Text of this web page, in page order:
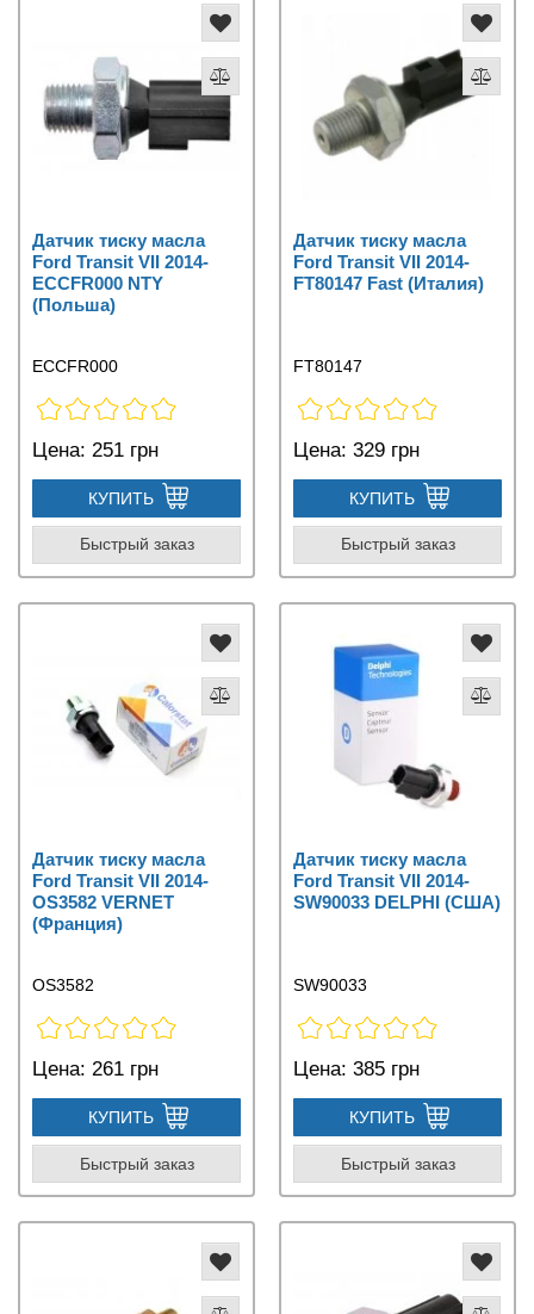
Датчик тиску масла
Ford Transit VII 2014-
ECCFR000 NTY
(Польша)
ECCFR000
Цена: 251 грн
КУПИТЬ
Быстрый заказ
Датчик тиску масла
Ford Transit VII 2014-
FT80147 Fast (Италия)
FT80147
Цена: 329 грн
КУПИТЬ
Быстрый заказ
Датчик тиску масла
Ford Transit VII 2014-
OS3582 VERNET
(Франция)
OS3582
Цена: 261 грн
КУПИТЬ
Быстрый заказ
Датчик тиску масла
Ford Transit VII 2014-
SW90033 DELPHI (США)
SW90033
Цена: 385 грн
КУПИТЬ
Быстрый заказ